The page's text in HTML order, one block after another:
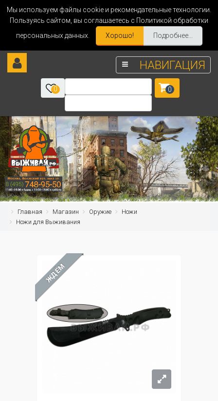
Мы используем файлы cookie и рекомендательные технологии.
Пользуясь сайтом, вы соглашаетесь с Политикой обработки
персональных данных.
Хорошо! Подробнее...
НАВИГАЦИЯ
0 0
Главная Магазин Оружие
Ножи
Ножи для Выживания
ЖДЁМ